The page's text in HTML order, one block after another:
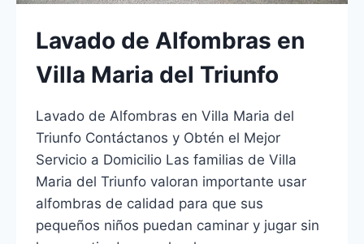
Lavado de Alfombras en
Villa Maria del Triunfo
Lavado de Alfombras en Villa Maria del
Triunfo Contáctanos y Obtén el Mejor
Servicio a Domicilio Las familias de Villa
Maria del Triunfo valoran importante usar
alfombras de calidad para que sus
pequeños niños puedan caminar y jugar sin